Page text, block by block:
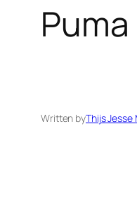
Written byThijs Jesse